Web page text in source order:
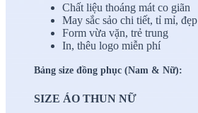
Chất liệu thoáng mát co giãn
May sắc sảo chi tiết, tỉ mỉ, đẹp
Form vừa vặn, trẻ trung
In, thêu logo miễn phí
Bảng size đồng phục (Nam & Nữ):
SIZE ÁO THUN NỮ